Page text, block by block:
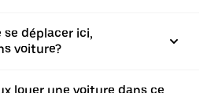
déplacer ici,
voiture?